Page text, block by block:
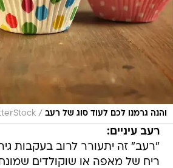
והנה גרמנו לכם לעוד סוג של רעב /
רעב עיניים:
"רעב" זה יתעורר לרוב בעקבות
ריח של מאפה או שוקולדים